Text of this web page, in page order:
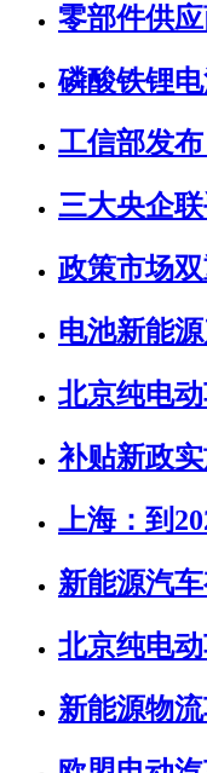
零部件供
磷酸铁锂
工信部发
三大央企
政策市场
电池新能
北京纯电
补贴新政
上海：到
新能源汽
北京纯电
新能源物